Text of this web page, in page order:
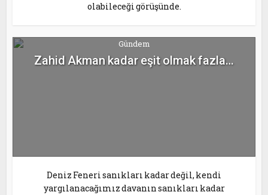
olabileceği görüşünde.
Gündem
Zahid Akman kadar eşit olmak fazla…
Deniz Feneri sanıkları kadar değil, kendi
yargılanacağımız davanın sanıkları kadar